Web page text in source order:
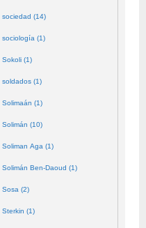
sociedad (14)
sociología (1)
Sokoli (1)
soldados (1)
Solimaán (1)
Solimán (10)
Soliman Aga (1)
Solimán Ben-Daoud (1)
Sosa (2)
Sterkin (1)